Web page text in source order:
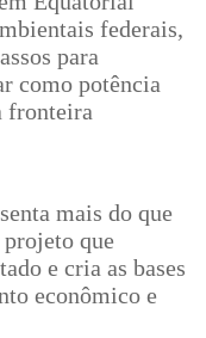
federais,
para
como potência
fronteira
mais do que
que
e cria as bases
econômico e